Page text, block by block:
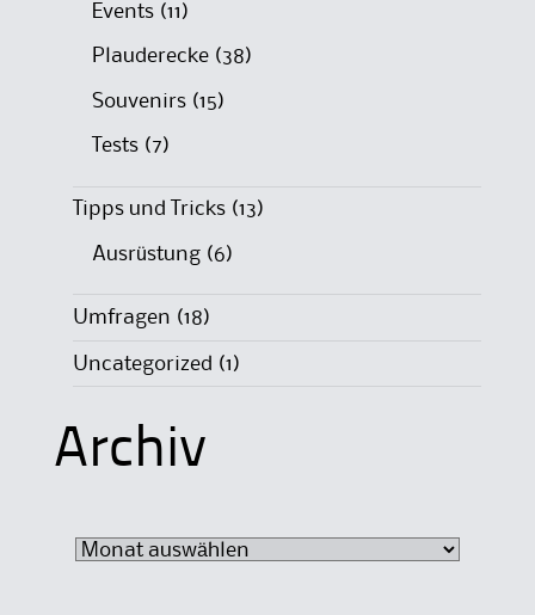
Events(11)
Plauderecke(38)
Souvenirs(15)
Tests(7)
Tipps und Tricks(13)
Ausrüstung(6)
Umfragen (18)
Uncategorized (1)
Archiv